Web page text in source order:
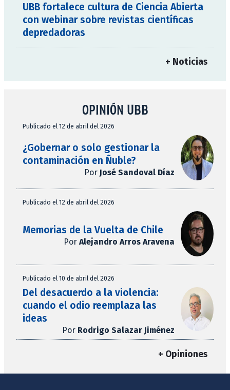
UBB fortalece cultura de Ciencia Abierta
con webinar sobre revistas científicas
depredadoras
+ Noticias
OPINIÓN UBB
Publicado el 12 de abril del 2026
¿Gobernar o solo gestionar la
contaminación en Ñuble?
Por José Sandoval Díaz
Publicado el 12 de abril del 2026
Memorias de la Vuelta de Chile
Por Alejandro Arros Aravena
Publicado el 10 de abril del 2026
Del desacuerdo a la violencia:
cuando el odio reemplaza las
ideas
Por Rodrigo Salazar Jiménez
+ Opiniones